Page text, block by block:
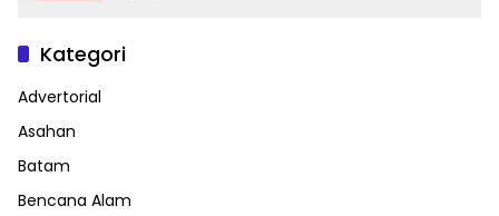
Kategori
Advertorial
Asahan
Batam
Bencana Alam